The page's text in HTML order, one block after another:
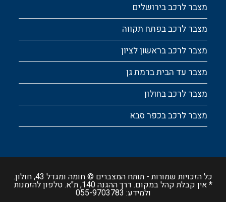
מצבר לרכב בירושלים
מצבר לרכב בפתח תקווה
מצבר לרכב בראשון לציון
מצבר עד הבית ברמת גן
מצבר לרכב בחולון
מצבר לרכב בכפר סבא
כל הזכויות שמורות - תותח המצברים © חומה ומגדל 43, חולון.
* אין קבלת קהל במקום. דרך ההגנה 140, ת"א. טלפון להזמנות
ולמידע: 055-9703783